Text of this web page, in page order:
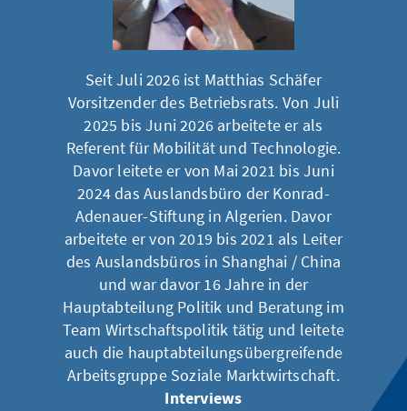
Seit Juli 2026 ist Matthias Schäfer
Vorsitzender des Betriebsrats. Von Juli
2025 bis Juni 2026 arbeitete er als
Referent für Mobilität und Technologie.
Davor leitete er von Mai 2021 bis Juni
2024 das Auslandsbüro der Konrad-
Adenauer-Stiftung in Algerien. Davor
arbeitete er von 2019 bis 2021 als Leiter
des Auslandsbüros in Shanghai / China
und war davor 16 Jahre in der
Hauptabteilung Politik und Beratung im
Team Wirtschaftspolitik tätig und leitete
auch die hauptabteilungsübergreifende
Arbeitsgruppe Soziale Marktwirtschaft.
Interviews